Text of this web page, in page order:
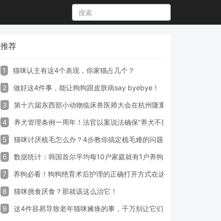
推荐
1 猫咪认主有这4个表现，你家猫占几个？
2 做好这4件事，能让狗狗跟皮肤病say byebye！
3 第十六届东西部小动物临床兽医师大会在杭州隆重开幕
4 养犬管理条例一周年！法官以案说法确保“养犬不掉链”
5 猫咪讨厌梳毛怎么办？4步教你搞定梳毛难的问题！
6 数据统计：韩国首尔平均每10户家庭就有1户养狗
7 养狗必看！狗狗绝育术后护理的正确打开方式在这里
8 猫咪挑食厌食？那就该这么治它！
9 这4件容易导致老年猫咪瘫痪的事，千万别让它们做！